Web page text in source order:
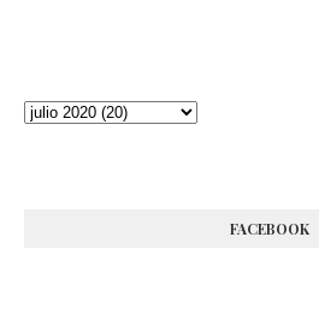
FACEBOOK